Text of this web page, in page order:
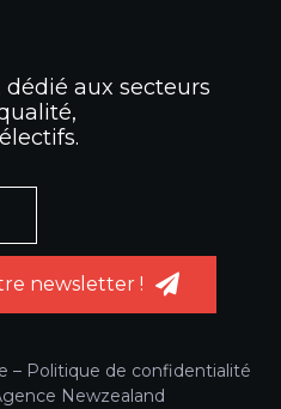
aux secteurs
newsletter !
– Politique de confidentialité
Newzealand